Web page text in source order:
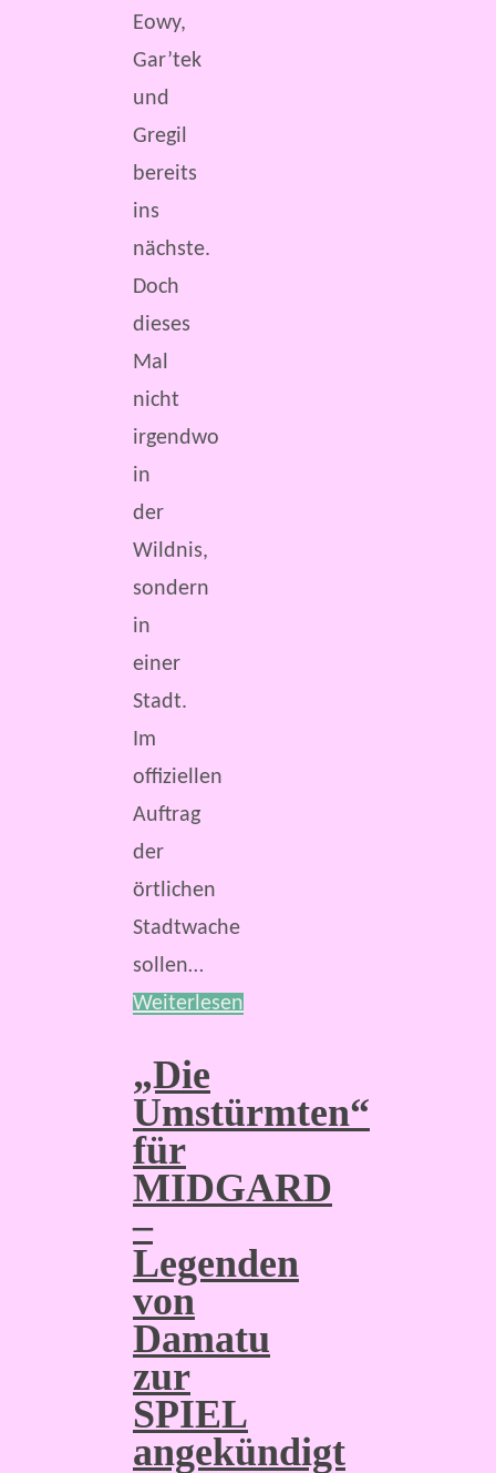
Eowy,
Gar’tek
und
Gregil
bereits
ins
nächste.
Doch
dieses
Mal
nicht
irgendwo
in
der
Wildnis,
sondern
in
einer
Stadt.
Im
offiziellen
Auftrag
der
örtlichen
Stadtwache
sollen…
Weiterlesen
„Die
Umstürmten“
für
MIDGARD
–
Legenden
von
Damatu
zur
SPIEL
angekündigt